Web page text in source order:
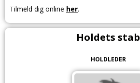
Tilmeld dig online her.
Holdets stab
HOLDLEDER